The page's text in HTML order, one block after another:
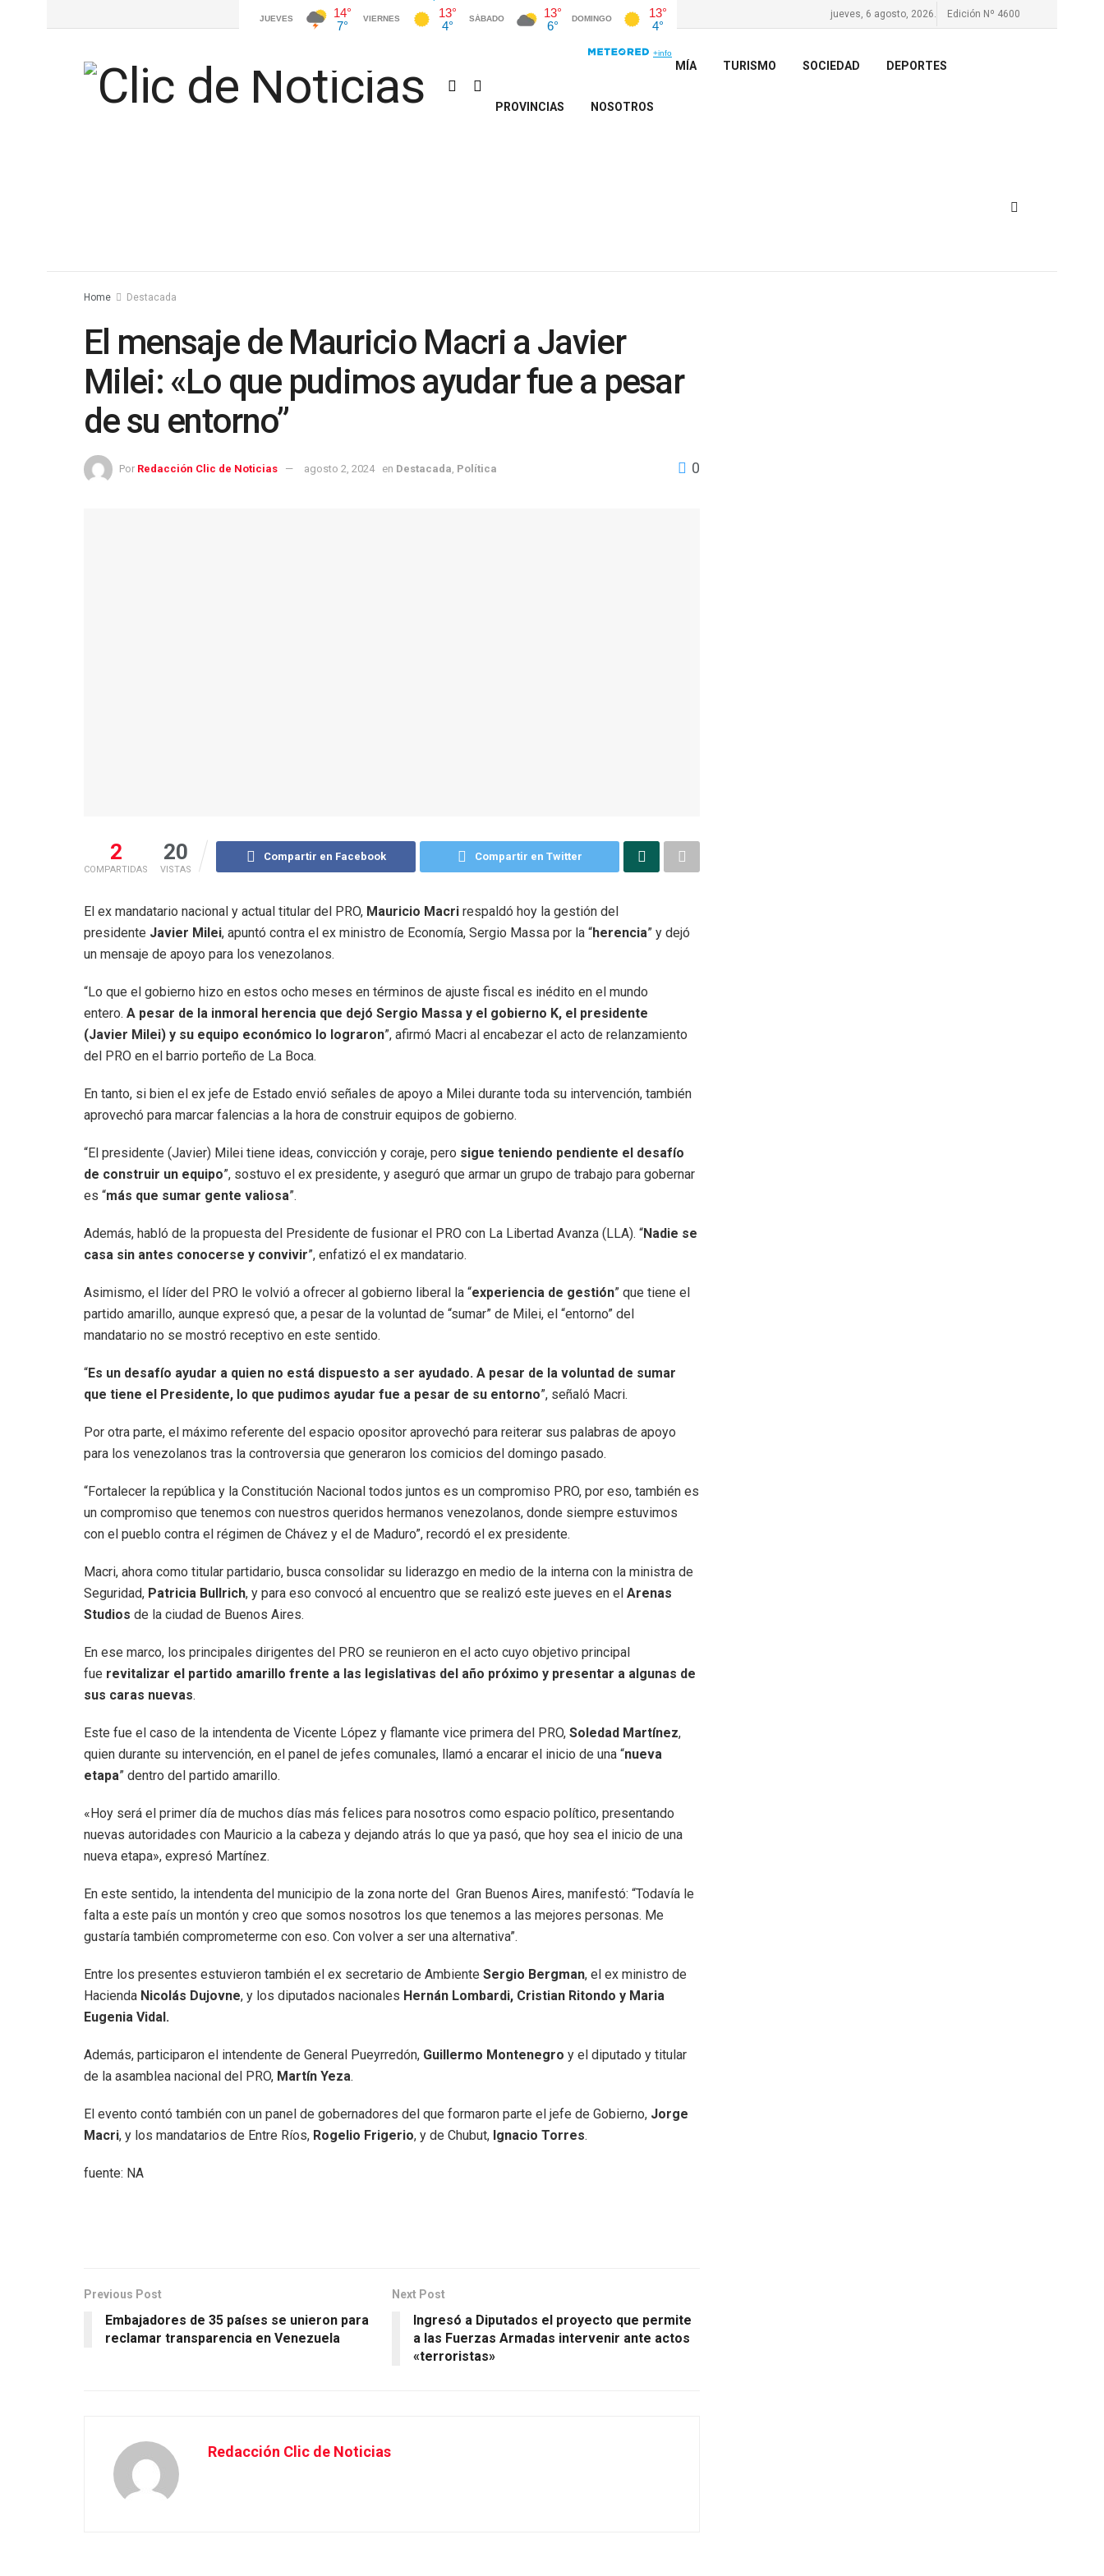
jueves, 6 agosto, 2026. Edición Nº 4600
ECONOMÍA TURISMO SOCIEDAD DEPORTES
PROVINCIAS NOSOTROS
Home Destacada
El mensaje de Mauricio Macri a Javier
Milei: «Lo que pudimos ayudar fue a pesar
de su entorno”
Por Redacción Clic de Noticias agosto 2, 2024 en Destacada Política 0
2
COMPARTIDAS
20
VISTAS
Compartir en Facebook Compartir en Twitter
El ex mandatario nacional y actual titular del PRO, Mauricio Macri respaldó hoy la gestión del
presidente Javier Milei, apuntó contra el ex ministro de Economía, Sergio Massa por la “herencia” y dejó
un mensaje de apoyo para los venezolanos.
“Lo que el gobierno hizo en estos ocho meses en términos de ajuste fiscal es inédito en el mundo
entero. A pesar de la inmoral herencia que dejó Sergio Massa y el gobierno K, el presidente
(Javier Milei) y su equipo económico lo lograron”, afirmó Macri al encabezar el acto de relanzamiento
del PRO en el barrio porteño de La Boca.
En tanto, si bien el ex jefe de Estado envió señales de apoyo a Milei durante toda su intervención, también
aprovechó para marcar falencias a la hora de construir equipos de gobierno.
“El presidente (Javier) Milei tiene ideas, convicción y coraje, pero sigue teniendo pendiente el desafío
de construir un equipo”, sostuvo el ex presidente, y aseguró que armar un grupo de trabajo para gobernar
es “más que sumar gente valiosa”.
Además, habló de la propuesta del Presidente de fusionar el PRO con La Libertad Avanza (LLA). “Nadie se
casa sin antes conocerse y convivir”, enfatizó el ex mandatario.
Asimismo, el líder del PRO le volvió a ofrecer al gobierno liberal la “experiencia de gestión” que tiene el
partido amarillo, aunque expresó que, a pesar de la voluntad de “sumar” de Milei, el “entorno” del
mandatario no se mostró receptivo en este sentido.
“Es un desafío ayudar a quien no está dispuesto a ser ayudado. A pesar de la voluntad de sumar
que tiene el Presidente, lo que pudimos ayudar fue a pesar de su entorno”, señaló Macri.
Por otra parte, el máximo referente del espacio opositor aprovechó para reiterar sus palabras de apoyo
para los venezolanos tras la controversia que generaron los comicios del domingo pasado.
“Fortalecer la república y la Constitución Nacional todos juntos es un compromiso PRO, por eso, también es
un compromiso que tenemos con nuestros queridos hermanos venezolanos, donde siempre estuvimos
con el pueblo contra el régimen de Chávez y el de Maduro”, recordó el ex presidente.
Macri, ahora como titular partidario, busca consolidar su liderazgo en medio de la interna con la ministra de
Seguridad, Patricia Bullrich, y para eso convocó al encuentro que se realizó este jueves en el Arenas
Studios de la ciudad de Buenos Aires.
En ese marco, los principales dirigentes del PRO se reunieron en el acto cuyo objetivo principal
fue revitalizar el partido amarillo frente a las legislativas del año próximo y presentar a algunas de
sus caras nuevas.
Este fue el caso de la intendenta de Vicente López y flamante vice primera del PRO, Soledad Martínez,
quien durante su intervención, en el panel de jefes comunales, llamó a encarar el inicio de una “nueva
etapa” dentro del partido amarillo.
«Hoy será el primer día de muchos días más felices para nosotros como espacio político, presentando
nuevas autoridades con Mauricio a la cabeza y dejando atrás lo que ya pasó, que hoy sea el inicio de una
nueva etapa», expresó Martínez.
En este sentido, la intendenta del municipio de la zona norte del Gran Buenos Aires, manifestó: “Todavía le
falta a este país un montón y creo que somos nosotros los que tenemos a las mejores personas. Me
gustaría también comprometerme con eso. Con volver a ser una alternativa”.
Entre los presentes estuvieron también el ex secretario de Ambiente Sergio Bergman, el ex ministro de
Hacienda Nicolás Dujovne, y los diputados nacionales Hernán Lombardi, Cristian Ritondo y Maria
Eugenia Vidal.
Además, participaron el intendente de General Pueyrredón, Guillermo Montenegro y el diputado y titular
de la asamblea nacional del PRO, Martín Yeza.
El evento contó también con un panel de gobernadores del que formaron parte el jefe de Gobierno, Jorge
Macri, y los mandatarios de Entre Ríos, Rogelio Frigerio, y de Chubut, Ignacio Torres.
fuente: NA
Previous Post
Embajadores de 35 países se unieron para
reclamar transparencia en Venezuela
Next Post
Ingresó a Diputados el proyecto que permite
a las Fuerzas Armadas intervenir ante actos
«terroristas»
Redacción Clic de Noticias